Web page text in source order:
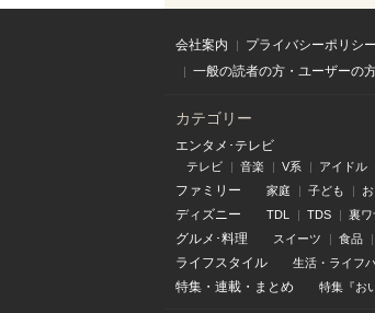
会社案内 プライバシーポリシー
一般の読者の方・ユーザーの
カテゴリー
エンタメ･テレビ
テレビ 音楽 V系 アイドル
ファミリー 家庭 子ども
ディズニー TDL TDS 裏ワ
グルメ･料理 スイーツ 食品
ライフスタイル 生活・ライフ
特集 ・ 連載 ・ まとめ 特集『お